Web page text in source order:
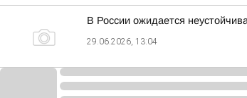
В России ожидается
29.06.2026, 13:04